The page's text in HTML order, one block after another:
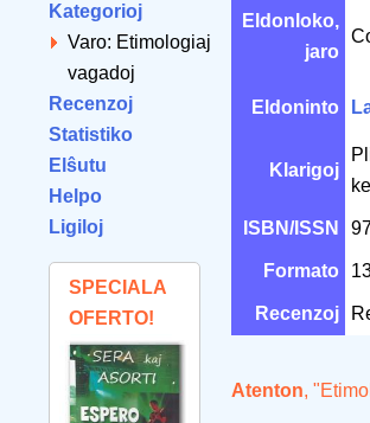
Kategorioj
Varo: Etimologiaj
vagadoj
Recenzoj
Statistiko
Elŝutu
Helpo
Ligiloj
SPECIALA
OFERTO!
Eldonloko,
jaro
Eldoninto
Klarigoj
ISBN/ISSN
Formato
Recenzoj
Atenton,